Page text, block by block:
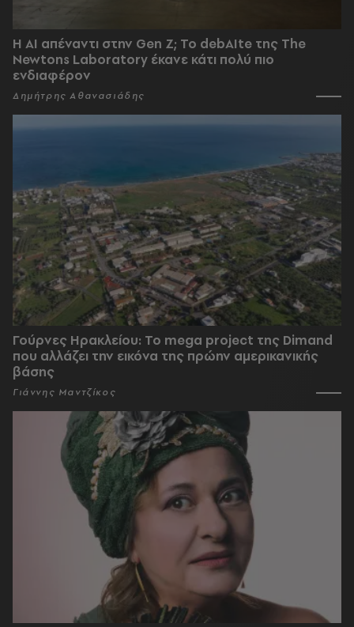
Η AI απέναντι στην Gen Z; Το debAIte της The
Newtons Laboratory έκανε κάτι πολύ πιο
ενδιαφέρον
Δημήτρης Αθανασιάδης
Γούρνες Ηρακλείου: To mega project της Dimand
που αλλάζει την εικόνα της πρώην αμερικανικής
βάσης
Γιάννης Μαντζίκος